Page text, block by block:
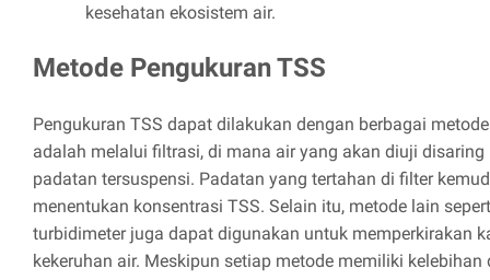
kesehatan ekosistem air.
Metode Pengukuran TSS
Pengukuran TSS dapat dilakukan dengan berbagai
adalah melalui filtrasi, di mana air yang akan diuji
padatan tersuspensi. Padatan yang tertahan di filter
menentukan konsentrasi TSS. Selain itu, metode lain
turbidimeter juga dapat digunakan untuk memperkirakan
kekeruhan air. Meskipun setiap metode memiliki kelebihan